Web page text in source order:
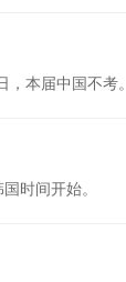
本届中国不考。
时间开始。